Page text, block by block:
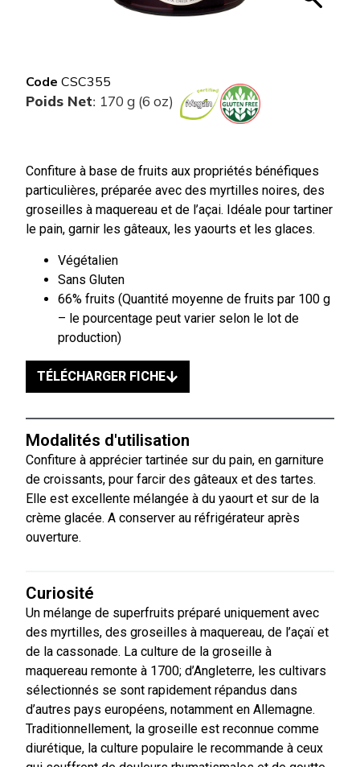
Code CSC355
Poids Net: 170 g (6 oz)
Confiture à base de fruits aux propriétés bénéfiques
particulières, préparée avec des myrtilles noires, des
groseilles à maquereau et de l’açai. Idéale pour tartiner
le pain, garnir les gâteaux, les yaourts et les glaces.
Végétalien
Sans Gluten
66% fruits (Quantité moyenne de fruits par 100 g
– le pourcentage peut varier selon le lot de
production)
TÉLÉCHARGER FICHE
Modalités d'utilisation
Confiture à apprécier tartinée sur du pain, en garniture
de croissants, pour farcir des gâteaux et des tartes.
Elle est excellente mélangée à du yaourt et sur de la
crème glacée. A conserver au réfrigérateur après
ouverture.
Curiosité
Un mélange de superfruits préparé uniquement avec
des myrtilles, des groseilles à maquereau, de l’açaï et
de la cassonade. La culture de la groseille à
maquereau remonte à 1700; d’Angleterre, les cultivars
sélectionnés se sont rapidement répandus dans
d’autres pays européens, notamment en Allemagne.
Traditionnellement, la groseille est reconnue comme
diurétique, la culture populaire le recommande à ceux